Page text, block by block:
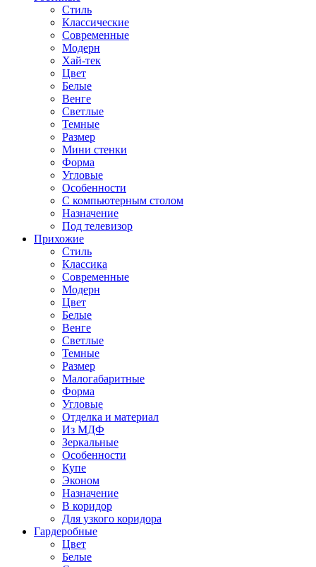
Стиль
Классические
Современные
Модерн
Хай-тек
Цвет
Белые
Венге
Светлые
Темные
Размер
Мини стенки
Форма
Угловые
Особенности
С компьютерным столом
Назначение
Под телевизор
Прихожие
Стиль
Классика
Современные
Модерн
Цвет
Белые
Венге
Светлые
Темные
Размер
Малогабаритные
Форма
Угловые
Отделка и материал
Из МДФ
Зеркальные
Особенности
Купе
Эконом
Назначение
В коридор
Для узкого коридора
Гардеробные
Цвет
Белые